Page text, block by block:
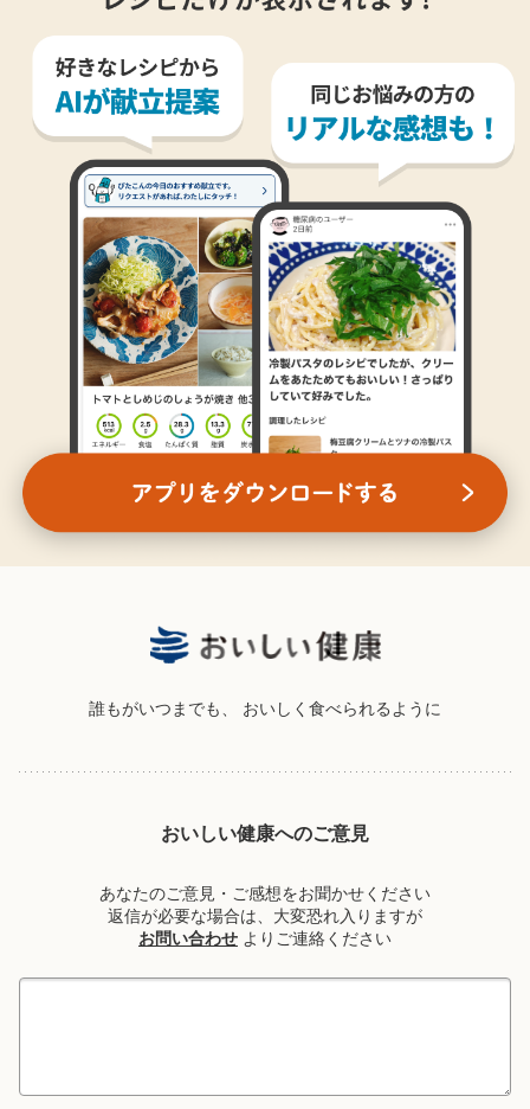
誰もがいつまでも、 おいしく食べられるように
おいしい健康へのご意見
あなたのご意見・ご感想をお聞かせください
返信が必要な場合は、大変恐れ入りますが
お問い合わせ よりご連絡ください